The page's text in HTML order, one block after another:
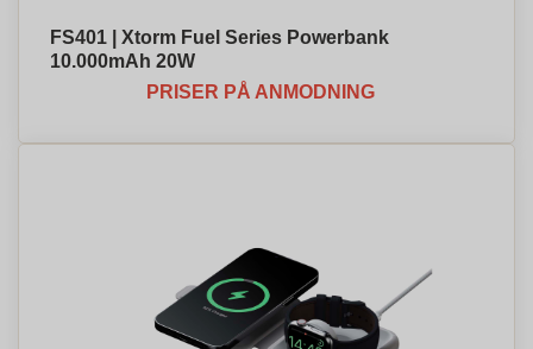
FS401 | Xtorm Fuel Series Powerbank
10.000mAh 20W
PRISER PÅ ANMODNING